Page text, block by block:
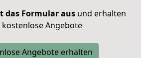
das Formular ausund erhalten
kostenlose Angebote
Angebote erhalten